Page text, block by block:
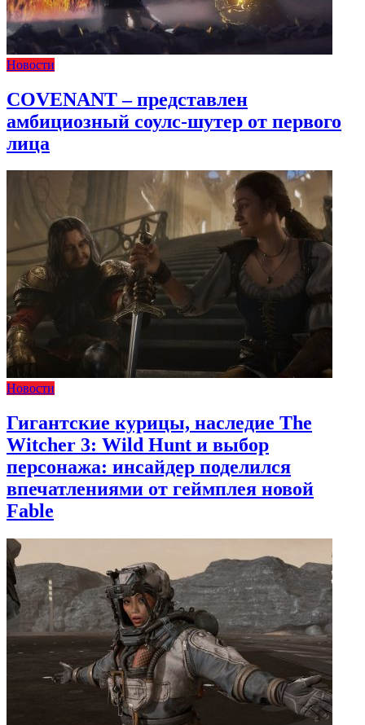
Новости
COVENANT – представлен
амбициозный соулс-шутер от первого
лица
Новости
Гигантские курицы, наследие The
Witcher 3: Wild Hunt и выбор
персонажа: инсайдер поделился
впечатлениями от геймплея новой
Fable